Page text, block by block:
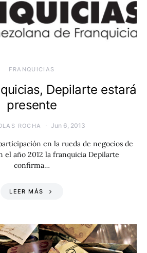
FRANQUICIAS
Depilarte estará
presente
ROCHA Jun 6, 2013
en la rueda de negocios de
el año 2012 la franquicia Depilarte
confirma…
LEER MÁS